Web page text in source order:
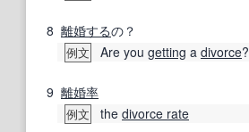
8 離婚するの？
例文 Are you getting a divorce?
9 離婚率
例文 the divorce rate